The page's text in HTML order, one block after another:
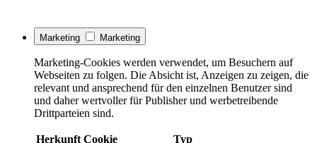
Marketing Marketing
Marketing-Cookies werden verwendet, um Besuchern auf
Webseiten zu folgen. Die Absicht ist, Anzeigen zu zeigen, die
relevant und ansprechend für den einzelnen Benutzer sind
und daher wertvoller für Publisher und werbetreibende
Drittparteien sind.
Herkunft Cookie Typ